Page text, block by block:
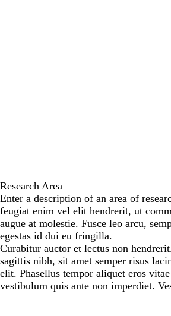
Research Area
Enter a description of an area of
feugiat enim vel elit hendrerit, ut
augue at molestie. Fusce leo arcu,
egestas id dui eu fringilla.
Curabitur auctor et lectus non
sagittis nibh, sit amet semper risus
elit. Phasellus tempor aliquet eros
vestibulum quis ante non imperdiet.